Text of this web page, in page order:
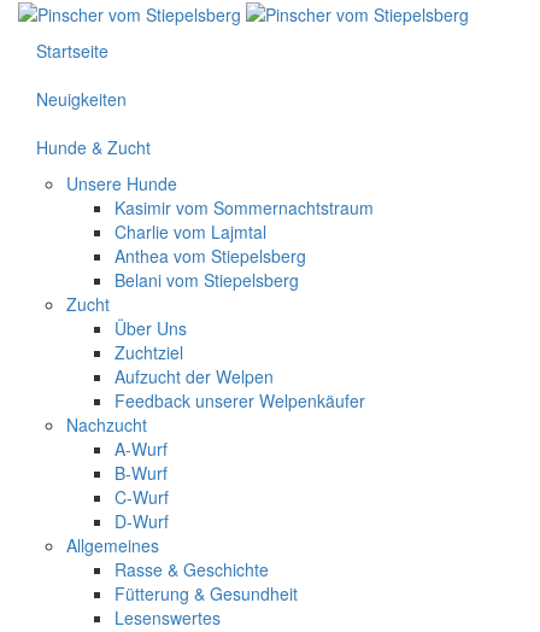
Startseite
Neuigkeiten
Hunde & Zucht
Unsere Hunde
Kasimir vom Sommernachtstraum
Charlie vom Lajmtal
Anthea vom Stiepelsberg
Belani vom Stiepelsberg
Zucht
Über Uns
Zuchtziel
Aufzucht der Welpen
Feedback unserer Welpenkäufer
Nachzucht
A-Wurf
B-Wurf
C-Wurf
D-Wurf
Allgemeines
Rasse & Geschichte
Fütterung & Gesundheit
Lesenswertes